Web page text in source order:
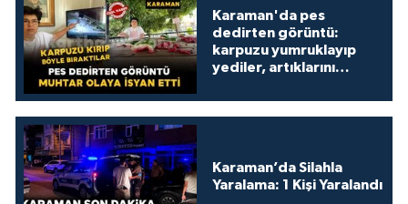
Karaman'da pes
dedirten görüntü:
karpuzu yumruklayıp
yediler, artıklarını
Karaman’da Silahla
Yaralama: 1 Kişi Yaralandı